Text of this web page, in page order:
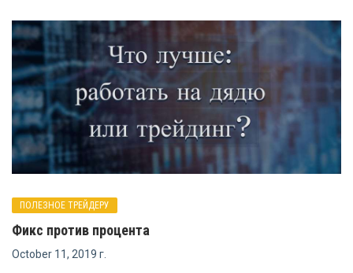
ПОЛЕЗНОЕ ТРЕЙДЕРУ
Фикс против процента
October 11, 2019 г.